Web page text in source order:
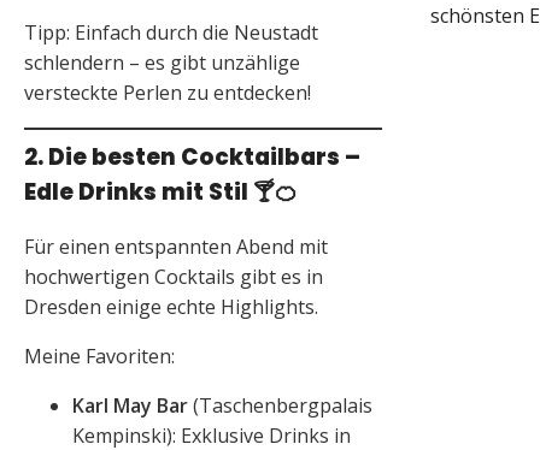
Tipp: Einfach durch die Neustadt
schlendern – es gibt unzählige
versteckte Perlen zu entdecken!
2. Die besten Cocktailbars –
Edle Drinks mit Stil 🍸🍊
Für einen entspannten Abend mit
hochwertigen Cocktails gibt es in
Dresden einige echte Highlights.
Meine Favoriten:
Karl May Bar(Taschenbergpalais
Kempinski): Exklusive Drinks in
schönsten